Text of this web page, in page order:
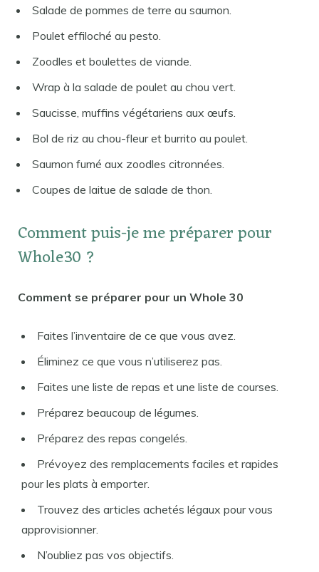
Salade de pommes de terre au saumon.
Poulet effiloché au pesto.
Zoodles et boulettes de viande.
Wrap à la salade de poulet au chou vert.
Saucisse, muffins végétariens aux œufs.
Bol de riz au chou-fleur et burrito au poulet.
Saumon fumé aux zoodles citronnées.
Coupes de laitue de salade de thon.
Comment puis-je me préparer pour
Whole30 ?
Comment se préparer pour un Whole 30
Faites l’inventaire de ce que vous avez.
Éliminez ce que vous n’utiliserez pas.
Faites une liste de repas et une liste de courses.
Préparez beaucoup de légumes.
Préparez des repas congelés.
Prévoyez des remplacements faciles et rapides
pour les plats à emporter.
Trouvez des articles achetés légaux pour vous
approvisionner.
N’oubliez pas vos objectifs.